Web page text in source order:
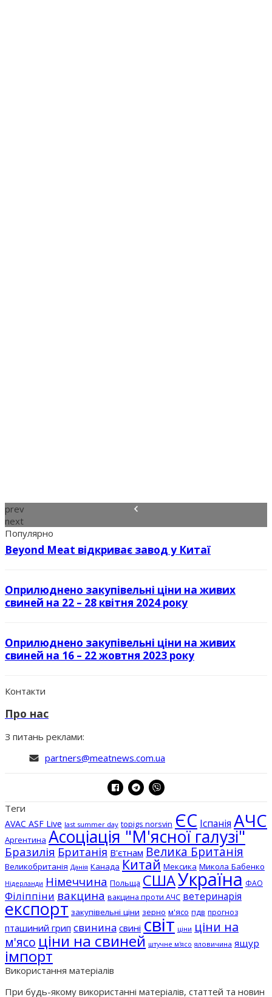
prev
next
Популярно
Beyond Meat відкриває завод у Китаї
Оприлюднено закупівельні ціни на живих
свиней на 22 – 28 квітня 2024 року
Оприлюднено закупівельні ціни на живих
свиней на 16 – 22 жовтня 2023 року
Контакти
Про нас
З питань реклами:
partners@meatnews.com.ua
Теги
AVAC ASF Live last summer day topigs norsvin ЄС Іспанія АЧС
Аргентина Асоціація "М'ясної галузі"
Бразилія Британія В'єтнам Велика Британія
Великобританія Данія Канада Китай Мексика Микола Бабенко
Нідерланди Німеччина Польща СШАУкраїна ФАО
Філіппіни вакцина вакцина проти АЧС ветеринарія
експорт закупівельні ціни зерно м'ясо пдв прогноз
пташиний грип свинина свині світ ціни ціни на
м'ясо ціни на свиней штучне м'ясо яловичина ящур
імпорт
Використання матеріалів
При будь-якому використанні матеріалів, статтей та новин